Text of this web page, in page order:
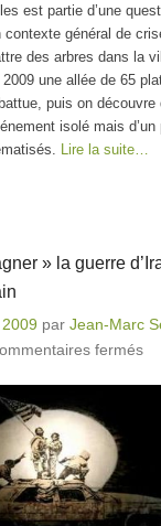
est partie d’une
contexte général de
des arbres dans la
une allée de 65
puis on découvre
isolé mais
Lire la suite…
» la guerre
par Jean-Marc
fermés